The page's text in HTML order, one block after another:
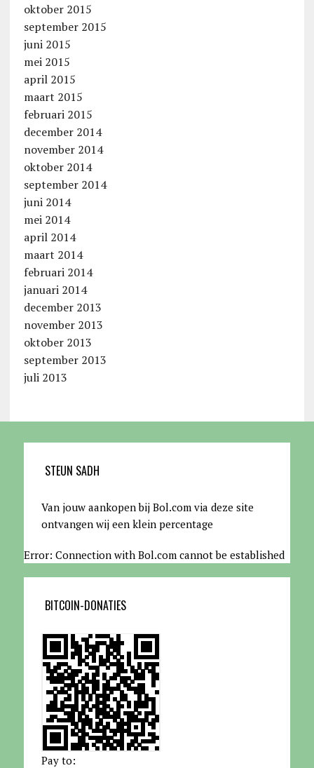
oktober 2015
september 2015
juni 2015
mei 2015
april 2015
maart 2015
februari 2015
december 2014
november 2014
oktober 2014
september 2014
juni 2014
mei 2014
april 2014
maart 2014
februari 2014
januari 2014
december 2013
november 2013
oktober 2013
september 2013
juli 2013
STEUN SADH
Van jouw aankopen bij Bol.com via deze site
ontvangen wij een klein percentage
Error: Connection with Bol.com cannot be established
BITCOIN-DONATIES
Pay to: